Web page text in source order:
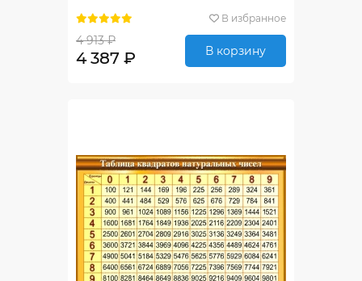
В избранное
4 913 ₽
4 387 ₽ В корзину